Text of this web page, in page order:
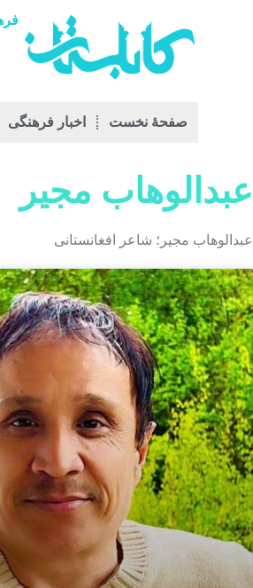
صفحۀ نخست اخبار فرهنگی
عبدالوهاب مجیر
عبدالوهاب مجیر؛ شاعر افغانستانی